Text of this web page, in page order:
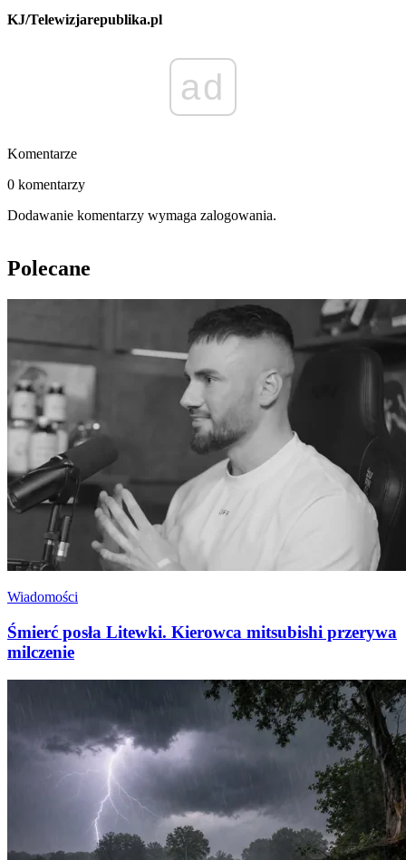
KJ/Telewizjarepublika.pl
ad
Komentarze
0 komentarzy
Dodawanie komentarzy wymaga zalogowania.
Polecane
Wiadomości
Śmierć posła Litewki. Kierowca mitsubishi przerywa
milczenie